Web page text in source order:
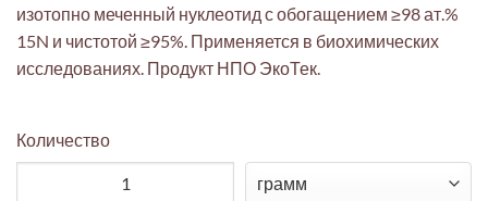
изотопно меченный нуклеотид с обогащением ≥98 ат.%
15N и чистотой ≥95%. Применяется в биохимических
исследованиях. Продукт НПО ЭкоТек.
Количество